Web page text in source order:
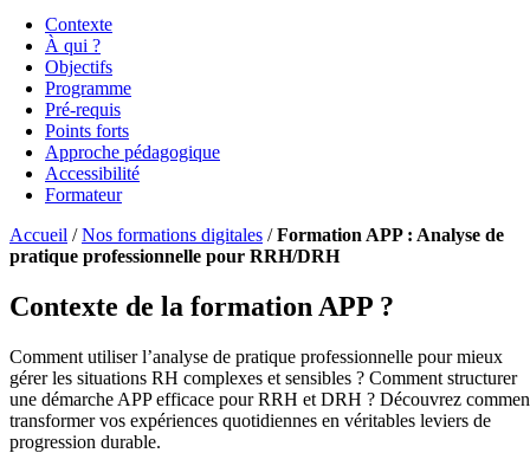
Contexte
À qui ?
Objectifs
Programme
Pré-requis
Points forts
Approche pédagogique
Accessibilité
Formateur
Accueil /Nos formations digitales /Formation APP : Analyse de
pratique professionnelle pour RRH/DRH
Contexte de la formation APP ?
Comment utiliser l’analyse de pratique professionnelle pour mieux
gérer les situations RH complexes et sensibles ? Comment structurer
une démarche APP efficace pour RRH et DRH ? Découvrez
transformer vos expériences quotidiennes en véritables leviers de
progression durable.